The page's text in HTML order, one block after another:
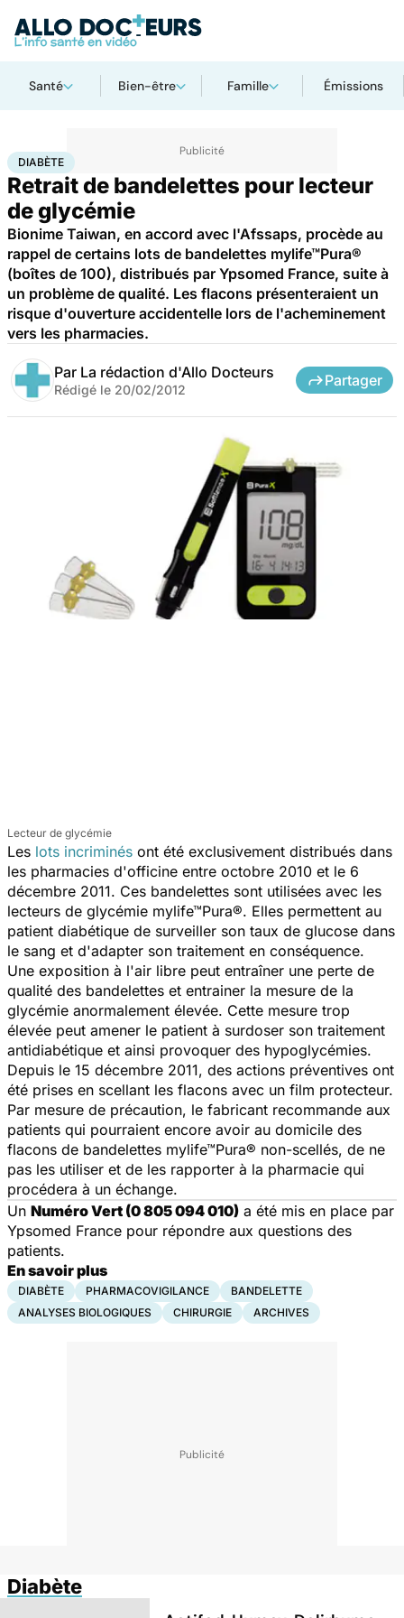
Santé Bien-être Famille Émissions
AccueilSanté
DIABÈTE
Retrait de bandelettes pour lecteur
de glycémie
Bionime Taiwan, en accord avec l'Afssaps, procède au
rappel de certains lots de bandelettes mylife™Pura®
(boîtes de 100), distribués par Ypsomed France, suite à
un problème de qualité. Les flacons présenteraient un
risque d'ouverture accidentelle lors de l'acheminement
vers les pharmacies.
Par La rédaction d'Allo Docteurs
Rédigé le 20/02/2012
Partager
Lecteur de glycémie
Les lots incriminés ont été exclusivement distribués dans
les pharmacies d'officine entre octobre 2010 et le 6
décembre 2011. Ces bandelettes sont utilisées avec les
lecteurs de glycémie mylife™Pura®. Elles permettent au
patient diabétique de surveiller son taux de glucose dans
le sang et d'adapter son traitement en conséquence.
Une exposition à l'air libre peut entraîner une perte de
qualité des bandelettes et entrainer la mesure de la
glycémie anormalement élevée. Cette mesure trop
élevée peut amener le patient à surdoser son traitement
antidiabétique et ainsi provoquer des hypoglycémies.
Depuis le 15 décembre 2011, des actions préventives ont
été prises en scellant les flacons avec un film protecteur.
Par mesure de précaution, le fabricant recommande aux
patients qui pourraient encore avoir au domicile des
flacons de bandelettes mylife™Pura® non-scellés, de ne
pas les utiliser et de les rapporter à la pharmacie qui
procédera à un échange.
Un Numéro Vert (0 805 094 010) a été mis en place par
Ypsomed France pour répondre aux questions des
patients.
En savoir plus
DIABÈTE PHARMACOVIGILANCE
BANDELETTE
ANALYSES BIOLOGIQUES
CHIRURGIE ARCHIVES
Diabète